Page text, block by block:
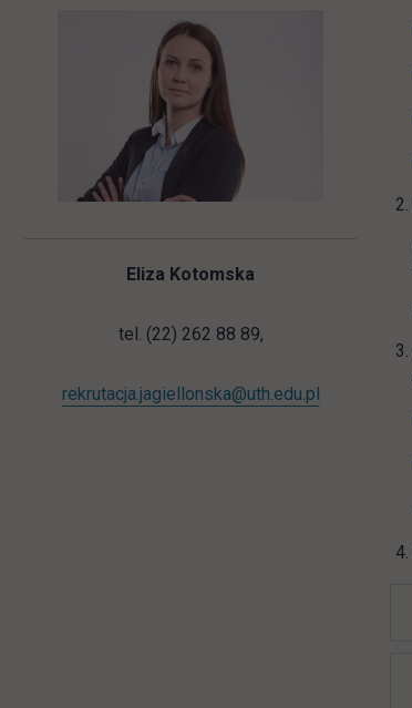
Eliza Kotomska
tel. (22) 262 88 89,
rekrutacja.jagiellonska@uth.edu.pl